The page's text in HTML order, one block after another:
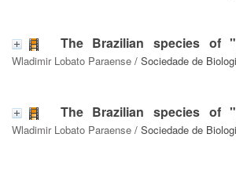
The Brazilian species of
Wladimir Lobato Paraense / Sociedade de
The Brazilian species of
Wladimir Lobato Paraense / Sociedade de